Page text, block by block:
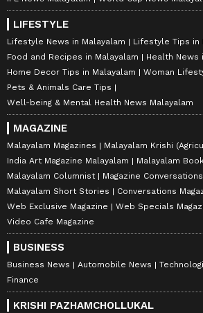
LIFESTYLE
Lifestyle News in Malayalam
Lifestyle Tips in
Food and Recipes in Malayalam
Health News
Home Decor Tips in Malayalam
Woman
Pets & Animals Care Tips
Well-being & Mental Health News Malayalam
MAGAZINE
Malayalam Magazines
Malayalam Krishi
India Art Magazine Malayalam
Malayalam
Malayalam Columnist
Magazine Conversations
Malayalam Short Stories
Conversations
Web Exclusive Magazine
Web Specials
Video Cafe Magazine
BUSINESS
Business News Automobile News
Finance
KRISHI PAZHAMCHOLLUKAL